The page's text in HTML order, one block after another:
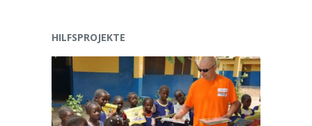
HILFSPROJEKTE